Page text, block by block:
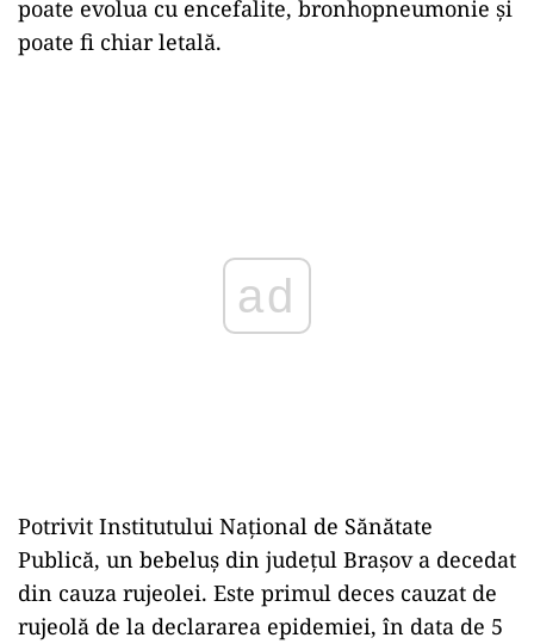
poate evolua cu encefalite, bronhopneumonie și
poate fi chiar letală.
ad
Potrivit Institutului Național de Sănătate
Publică, un bebeluș din județul Brașov a decedat
din cauza rujeolei. Este primul deces cauzat de
rujeolă de la declararea epidemiei, în data de 5